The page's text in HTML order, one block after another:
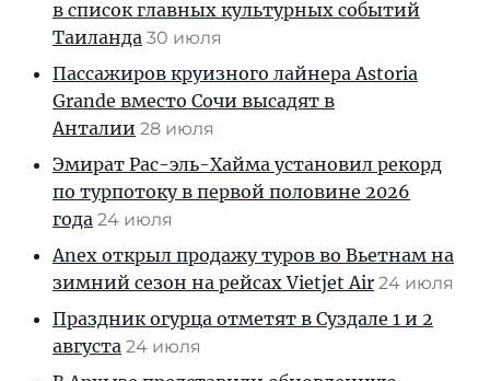
в список главных культурных событий
Таиланда 30 июля
Пассажиров круизного лайнера Astoria
Grande вместо Сочи высадят в
Анталии 28 июля
Эмират Рас-эль-Хайма установил рекорд
по турпотоку в первой половине 2026
года 24 июля
Anex открыл продажу туров во Вьетнам на
зимний сезон на рейсах Vietjet Air 24 июля
Праздник огурца отметят в Суздале 1 и 2
августа 24 июля